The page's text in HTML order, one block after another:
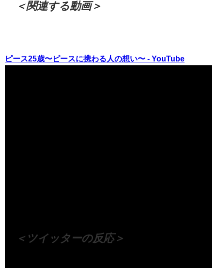
＜関連する動画＞
ピース25歳〜ピースに携わる人の想い〜 - YouTube
＜ツイッターの反応＞